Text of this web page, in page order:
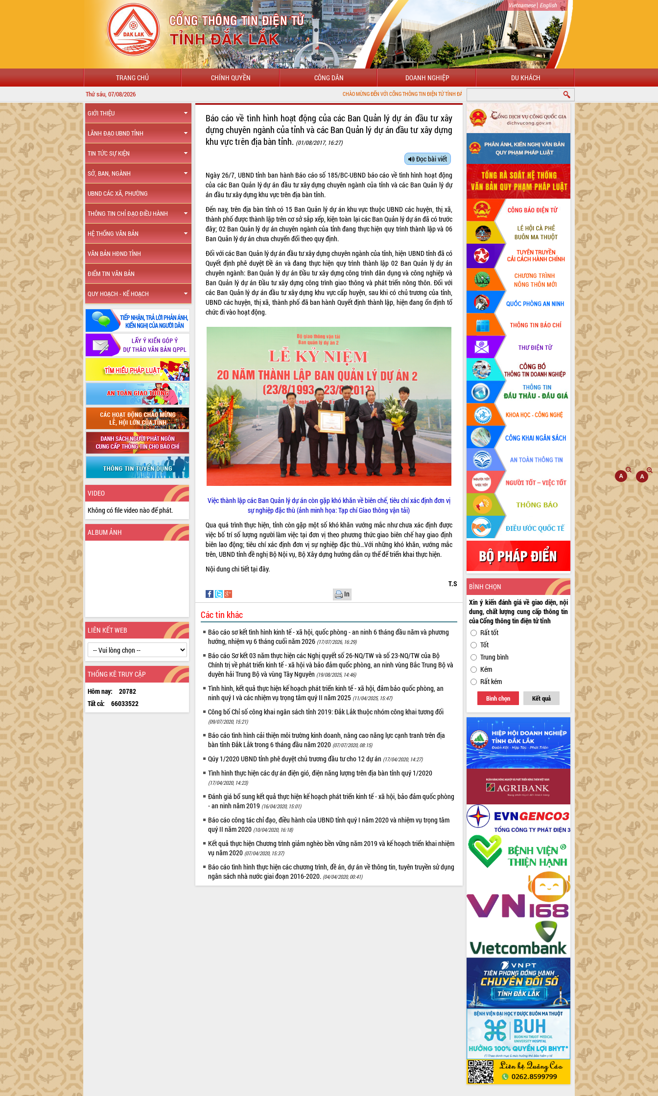
Vietnamese| English
TRANG CHỦ CHÍNH QUYỀN CÔNG DÂN DOANH NGHIỆP DU KHÁCH
Thứ sáu, 07/08/2026 CHÀO MỪNG ĐẾN VỚI CỔNG THÔNG TIN ĐIỆN TỬ TỈNH ĐẮK LẮK
GIỚI THIỆU
LÃNH ĐẠO UBND TỈNH
TIN TỨC SỰ KIỆN
SỞ, BAN, NGÀNH
UBND CÁC XÃ, PHƯỜNG
THÔNG TIN CHỈ ĐẠO ĐIỀU HÀNH
HỆ THỐNG VĂN BẢN
VĂN BẢN HĐND TỈNH
ĐIỂM TIN VĂN BẢN
QUY HOẠCH - KẾ HOẠCH
VIDEO
Không có file video nào để phát.
ALBUM ẢNH
LIÊN KẾT WEB
THỐNG KÊ TRUY CẬP
Hôm nay:
20782
Tất cả:
66033522
Báo cáo về tình hình hoạt động của các Ban Quản lý dự án đầu tư xây
dựng chuyên ngành của tỉnh và các Ban Quản lý dự án đầu tư xây dựng
khu vực trên địa bàn tỉnh. (01/08/2017, 16:27)
Đọc bài viết
Ngày 26/7, UBND tỉnh ban hành Báo cáo số 185/BC-UBND báo cáo về tình hình hoạt động
của các Ban Quản lý dự án đầu tư xây dựng chuyên ngành của tỉnh và các Ban Quản lý dự
án đầu tư xây dựng khu vực trên địa bàn tỉnh.
Đến nay, trên địa bàn tỉnh có 15 Ban Quản lý dự án khu vực thuộc UBND các huyện, thị xã,
thành phố được thành lập trên cơ sở sắp xếp, kiện toàn lại các Ban Quản lý dự án đã có trước
đây; 02 Ban Quản lý dự án chuyên ngành của tỉnh đang thực hiện quy trình thành lập và 06
Ban Quản lý dự án chưa chuyển đổi theo quy định.
Đối với các Ban Quản lý dự án đầu tư xây dựng chuyên ngành của tỉnh, hiện UBND tỉnh đã có
Quyết định phê duyệt Đề án và đang thực hiện quy trình thành lập 02 Ban Quản lý dự án
chuyên ngành: Ban Quản lý dự án Đầu tư xây dựng công trình dân dụng và công nghiệp và
Ban Quản lý dự án Đầu tư xây dựng công trình giao thông và phát triển nông thôn. Đối với
các Ban Quản lý dự án đầu tư xây dựng khu vực cấp huyện, sau khi có chủ trương của tỉnh,
UBND các huyện, thị xã, thành phố đã ban hành Quyết định thành lập, hiện đang ổn định tổ
chức đi vào hoạt động.
Việc thành lập các Ban Quản lý dự án còn gặp khó khăn về biên chế, tiêu chí xác định đơn vị
sự nghiệp đặc thù (ảnh minh họa: Tạp chí Giao thông vận tải)
Qua quá trình thực hiện, tỉnh còn gặp một số khó khăn vướng mắc như chưa xác định được
việc bố trí số lượng người làm việc tại đơn vị theo phương thức giao biên chế hay giao định
biên lao động; tiêu chí xác định đơn vị sự nghiệp đặc thù…Với những khó khăn, vướng mắc
trên, UBND tỉnh đề nghị Bộ Nội vụ, Bộ Xây dựng hướng dẫn cụ thể để triển khai thực hiện.
Nội dung chi tiếttại đây.
T.S
In
Các tin khác
Báo cáo sơ kết tình hình kinh tế - xã hội, quốc phòng - an ninh 6 tháng đầu năm và phương
hướng, nhiệm vụ 6 tháng cuối năm 2026 (17/07/2026, 16:29)
Báo cáo Sơ kết 03 năm thực hiện các Nghị quyết số 26-NQ/TW và số 23-NQ/TW của Bộ
Chính trị về phát triển kinh tế - xã hội và bảo đảm quốc phòng, an ninh vùng Bắc Trung Bộ và
duyên hải Trung Bộ và vùng Tây Nguyên (19/08/2025, 14:46)
Tình hình, kết quả thực hiện kế hoạch phát triển kinh tế - xã hội, đảm bảo quốc phòng, an
ninh quý I và các nhiệm vụ trọng tâm quý II năm 2025 (11/04/2025, 15:47)
Công bố Chỉ số công khai ngân sách tỉnh 2019: Đắk Lắk thuộc nhóm công khai tương đối
(09/07/2020, 15:21)
Báo cáo tình hình cải thiện môi trường kinh doanh, nâng cao năng lực cạnh tranh trên địa
bàn tỉnh Đắk Lắk trong 6 tháng đầu năm 2020 (07/07/2020, 08:15)
Qúy 1/2020 UBND tỉnh phê duyệt chủ trương đầu tư cho 12 dự án (17/04/2020, 14:27)
Tình hình thực hiện các dự án điện gió, điện năng lượng trên địa bàn tỉnh quý 1/2020
(17/04/2020, 14:23)
Đánh giá bổ sung kết quả thực hiện kế hoạch phát triển kinh tế - xã hội, bảo đảm quốc phòng
- an ninh năm 2019 (16/04/2020, 15:01)
Báo cáo công tác chỉ đạo, điều hành của UBND tỉnh quý I năm 2020 và nhiệm vụ trọng tâm
quý II năm 2020 (10/04/2020, 16:18)
Kết quả thực hiện Chương trình giảm nghèo bền vững năm 2019 và kế hoạch triển khai nhiệm
vụ năm 2020 (07/04/2020, 15:37)
Báo cáo tình hình thực hiện các chương trình, đề án, dự án về thông tin, tuyên truyền sử dụng
ngân sách nhà nước giai đoạn 2016-2020. (04/04/2020, 00:41)
BÌNH CHỌN
Xin ý kiến đánh giá về giao diện, nội
dung, chất lượng cung cấp thông tin
của Cổng thông tin điện tử tỉnh
Rất tốt
Tốt
Trung bình
Kém
Rất kém
Bình chọn Kết quả